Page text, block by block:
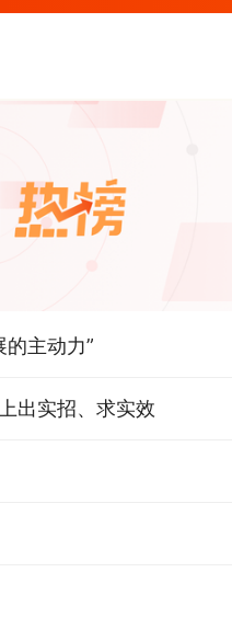
主动力”
出实招、求实效